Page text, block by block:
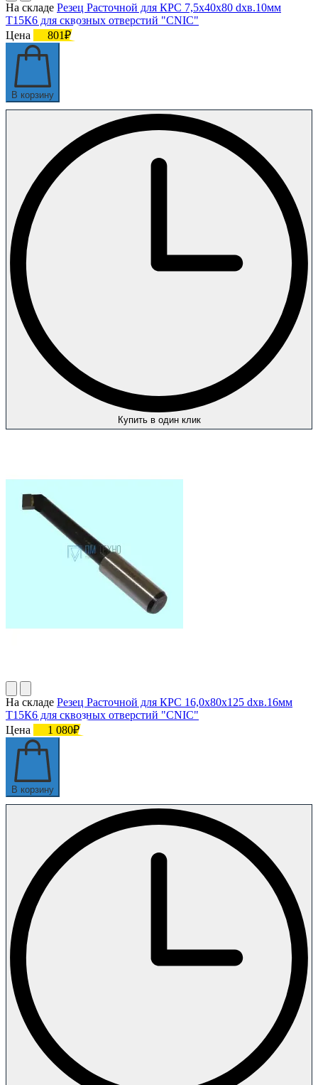
На складе Резец Расточной для КРС 7,5х40х80 dхв.10мм
Т15К6 для сквозных отверстий "CNIC"
Цена
801₽
В корзину
Купить в один клик
На складе Резец Расточной для КРС 16,0х80х125 dхв.16мм
Т15К6 для сквозных отверстий "CNIC"
Цена
1 080₽
В корзину